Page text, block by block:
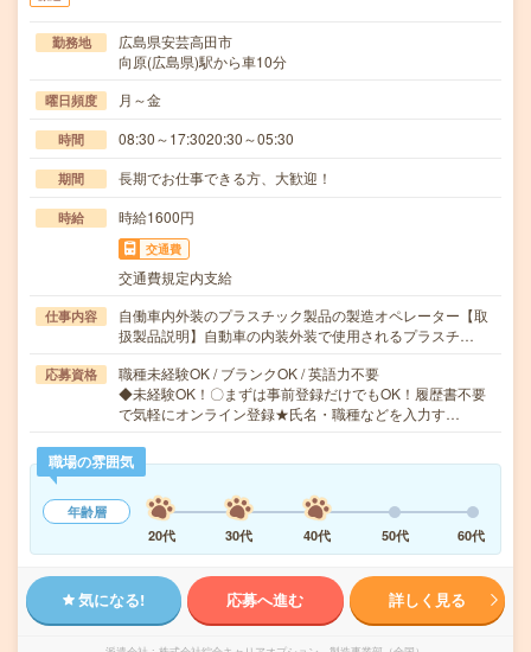
勤務地
広島県安芸高田市
向原(広島県)駅から車10分
曜日頻度 月～金
時間 08:30～17:3020:30～05:30
期間 長期でお仕事できる方、大歓迎！
時給 時給1600円
交通費
交通費規定内支給
仕事内容
自働車内外装のプラスチック製品の製造オペレーター【取
扱製品説明】自動車の内装外装で使用されるプラスチ…
応募資格
職種未経験OK / ブランクOK / 英語力不要
◆未経験OK！〇まずは事前登録だけでもOK！履歴書不要
で気軽にオンライン登録★氏名・職種などを入力す…
職場の雰囲気
年齢層
20代
30代 40代 50代 60代
気になる! 応募へ進む 詳しく見る